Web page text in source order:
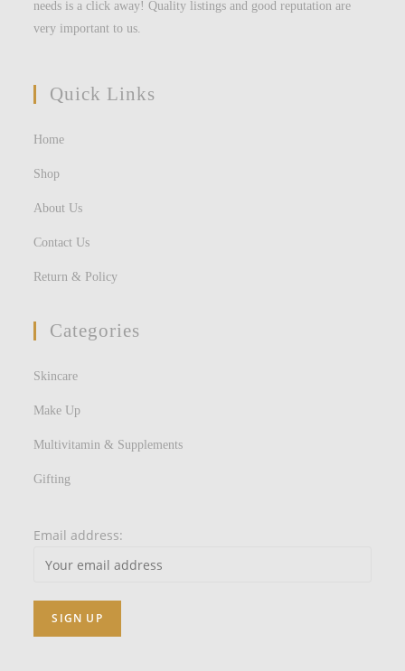
needs is a click away! Quality listings and good reputation are
very important to us.
Quick Links
Home
Shop
About Us
Contact Us
Return & Policy
Categories
Skincare
Make Up
Multivitamin & Supplements
Gifting
Email address: